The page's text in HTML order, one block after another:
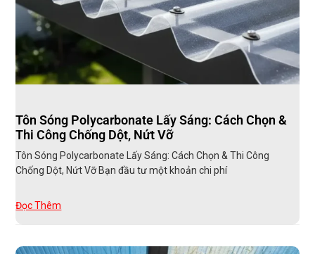
Tôn Sóng Polycarbonate Lấy Sáng: Cách Chọn &
Thi Công Chống Dột, Nứt Vỡ
Tôn Sóng Polycarbonate Lấy Sáng: Cách Chọn & Thi Công
Chống Dột, Nứt Vỡ Bạn đầu tư một khoản chi phí
Đọc Thêm